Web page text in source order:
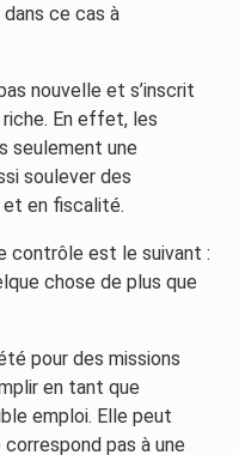
ce cas à
nouvelle et s’inscrit
En effet, les
seulement une
soulever des
en fiscalité.
contrôle est le suivant :
chose de plus que
pour des missions
en tant que
emploi. Elle peut
pas à une